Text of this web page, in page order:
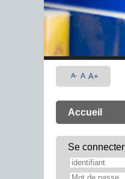
A- A A+
Accueil
Se connecter